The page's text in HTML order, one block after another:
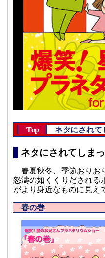
Top ネタにされて
ネタにされてしま
春夏秋冬、季節おりお
怒濤の如くくりだされる
がより身近なものに見え
春の巻